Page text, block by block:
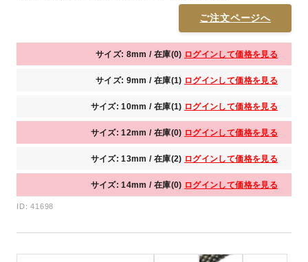
ご注文ページへ
サイズ: 8mm / 在庫(0) ログインして価格を見る
サイズ: 9mm / 在庫(1) ログインして価格を見る
サイズ: 10mm / 在庫(1) ログインして価格を見る
サイズ: 12mm / 在庫(0) ログインして価格を見る
サイズ: 13mm / 在庫(2) ログインして価格を見る
サイズ: 14mm / 在庫(0) ログインして価格を見る
ID: 41698